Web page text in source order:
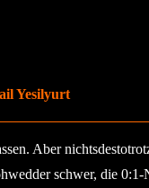
Yesilyurt
Aber
schwer, die 0:1-